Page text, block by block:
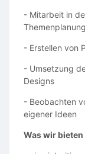
- Mitarbeit in
Themenplanung
- Erstellen von
- Umsetzung
Designs
- Beobachten
eigener Ideen
Was wir bieten